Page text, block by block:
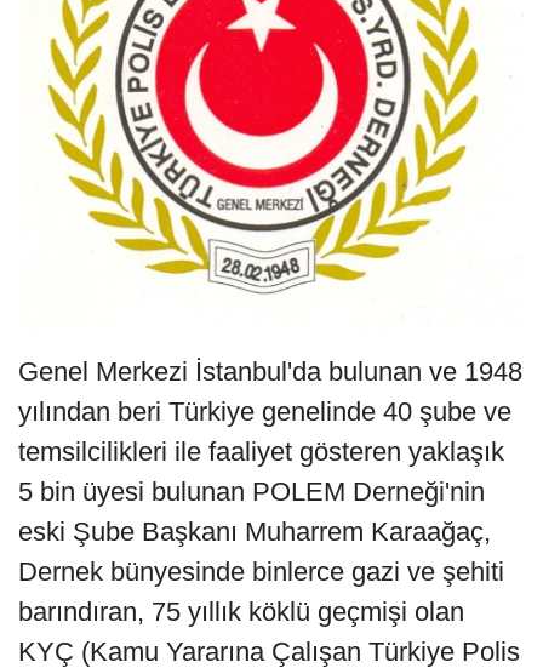
Genel Merkezi İstanbul'da bulunan ve 1948
yılından beri Türkiye genelinde 40 şube ve
temsilcilikleri ile faaliyet gösteren yaklaşık
5 bin üyesi bulunan POLEM Derneği'nin
eski Şube Başkanı Muharrem Karaağaç,
Dernek bünyesinde binlerce gazi ve şehiti
barındıran, 75 yıllık köklü geçmişi olan
KYÇ (Kamu Yararına Çalışan Türkiye Polis